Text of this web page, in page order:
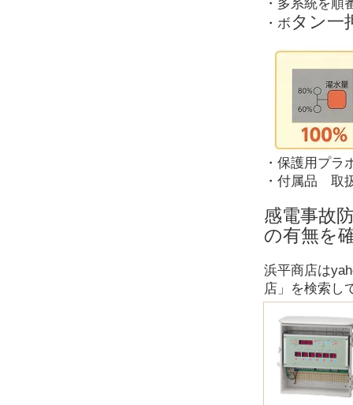
・多系統を順
・ボ タン一
・保護用プラ
・付属品 取
感電事故
の有無を
浜平商店は
店」を検索し